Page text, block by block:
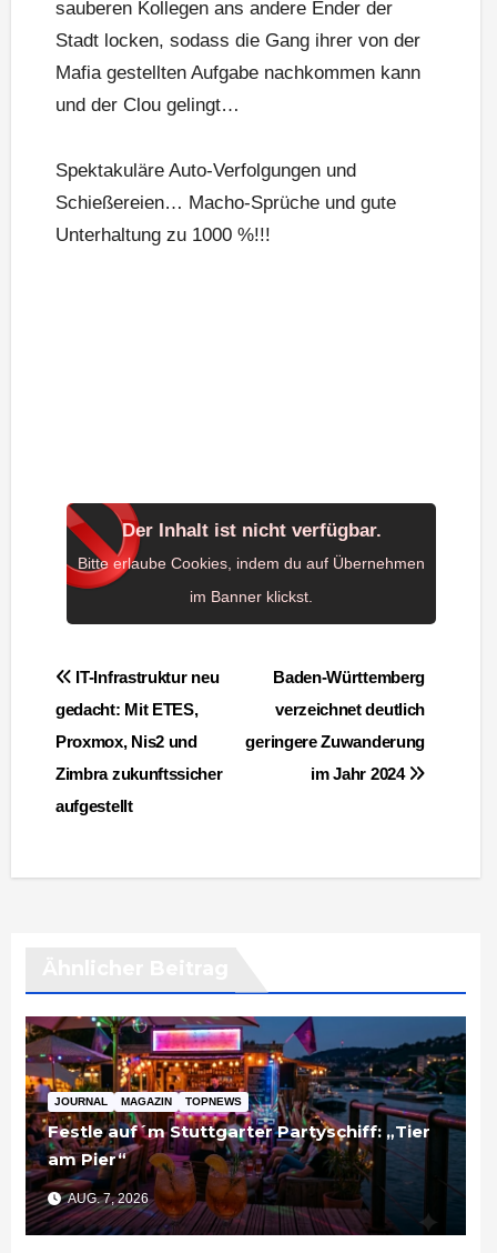
sauberen Kollegen ans andere Ender der
Stadt locken, sodass die Gang ihrer von der
Mafia gestellten Aufgabe nachkommen kann
und der Clou gelingt…
Spektakuläre Auto-Verfolgungen und
Schießereien… Macho-Sprüche und gute
Unterhaltung zu 1000 %!!!
Der Inhalt ist nicht verfügbar.
Bitte erlaube Cookies, indem du auf Übernehmen
im Banner klickst.
BeitragsnavigationBaden-Württemberg
verzeichnet deutlich
geringere Zuwanderung
im Jahr 2024
IT-Infrastruktur neu
gedacht: Mit ETES,
Proxmox, Nis2 und
Zimbra zukunftssicher
aufgestellt
JOURNAL MAGAZIN TOPNEWS
Festle auf´m Stuttgarter Partyschiff: „Tier
am Pier“
AUG. 7, 2026